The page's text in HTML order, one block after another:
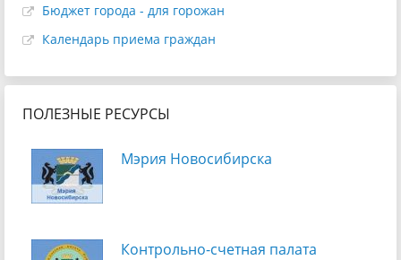
Бюджет города - для горожан
Календарь приема граждан
ПОЛЕЗНЫЕ РЕСУРСЫ
Мэрия Новосибирска
Контрольно-счетная палата